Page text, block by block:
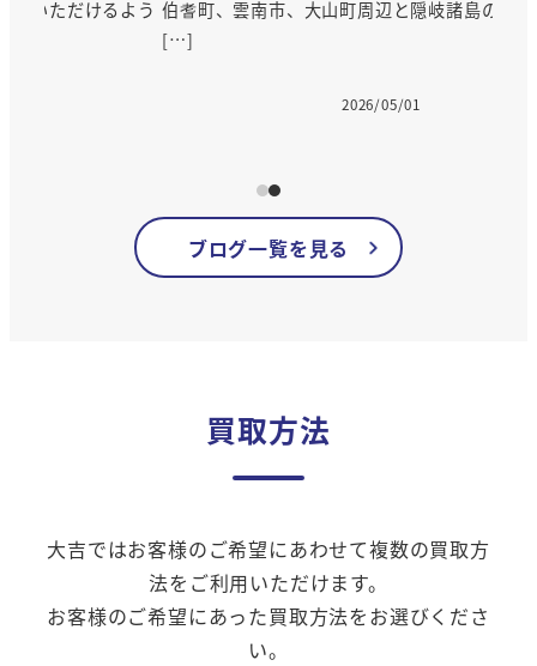
伯耆町、雲南市、大山町周辺と隠岐諸島の皆様。こんに
ブログ一覧を見る
買取方法
大吉ではお客様のご希望にあわせて複数の買取方
法をご利用いただけます。
お客様のご希望にあった買取方法をお選びくださ
い。